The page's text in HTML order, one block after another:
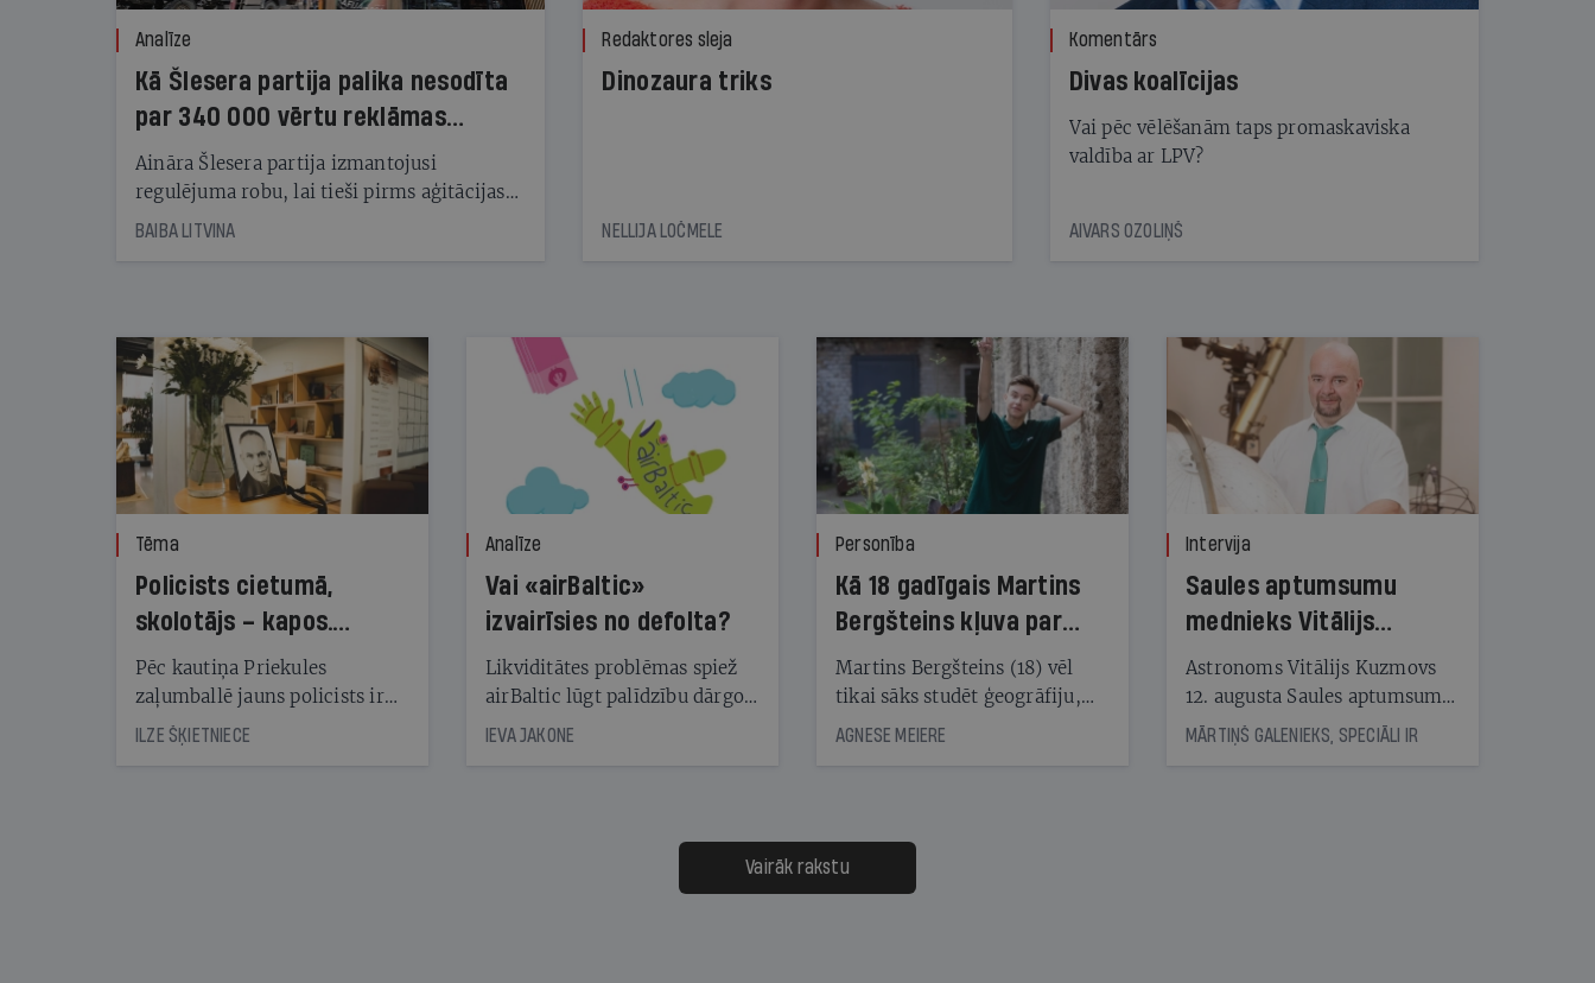
Analīze
Kā Šlesera partija palika nesodīta
par 340 000 vērtu reklāmas
kampaņu
Aināra Šlesera partija izmantojusi
regulējuma robu, lai tieši pirms aģitācijas
starta izreklamētos par summu, kas
BAIBA LITVINA
Redaktores sleja
Dinozaura triks
NELLIJA LOČMELE
Komentārs
Divas koalīcijas
Vai pēc vēlēšanām taps promaskaviska
valdība ar LPV?
AIVARS OZOLIŅŠ
Tēma
Policists cietumā,
skolotājs – kapos.
Reibuma cena Priekulē
Pēc kautiņa Priekules
zaļumballē jauns policists ir
nonācis cietumā, bet
cienījams pedagogs — kapos.
ILZE ŠĶIETNIECE
Analīze
Vai «airBaltic»
izvairīsies no defolta?
Likviditātes problēmas spiež
airBaltic lūgt palīdzību dārgo
obligāciju turētājiem, taču
samaksāt augstos procentus,
kas jāpārskaita jau trīs dienas
pirms nākamās sapulces
IEVA JAKONE
Personība
Kā 18 gadīgais Martins
Bergšteins kļuva par
laika ziņu seju?
Martins Bergšteins (18) vēl
tikai sāks studēt ģeogrāfiju,
bet viņa sacītajam jau uzticas
uzcītīga darba, mammas
atbalsts un drosme turpināt
meteovērojumus arī tad, kad
AGNESE MEIERE
Intervija
Saules aptumsumu
mednieks Vitālijs
Kuzmovs
Astronoms Vitālijs Kuzmovs
12. augusta Saules aptumsumu
dosies vērot Maļorkā, kur tas
būs pilns. Jau nākamajā dienā
MĀRTIŅŠ GALENIEKS, SPECIĀLI IR
Vairāk rakstu